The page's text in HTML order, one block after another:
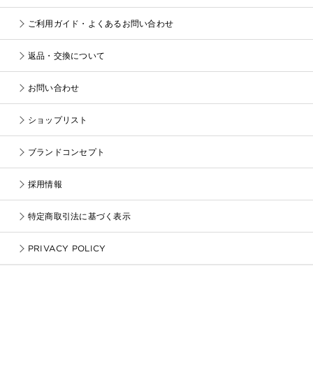
ご利用ガイド・よくあるお問い合わせ
返品・交換について
お問い合わせ
ショップリスト
ブランドコンセプト
採用情報
特定商取引法に基づく表示
PRIVACY POLICY